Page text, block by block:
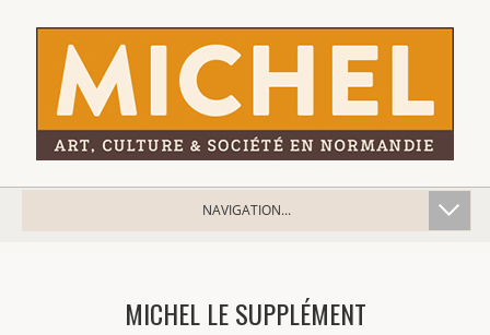
NAVIGATION...
MICHEL LE SUPPLÉMENT